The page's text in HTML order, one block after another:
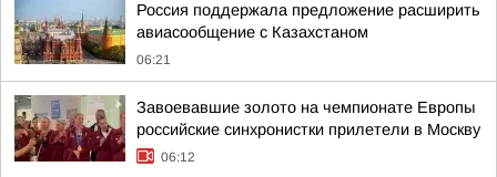
Россия поддержала предложение расширить
авиасообщение с Казахстаном
06:21
Завоевавшие золото на чемпионате Европы
российские синхронистки прилетели в Москву
06:12